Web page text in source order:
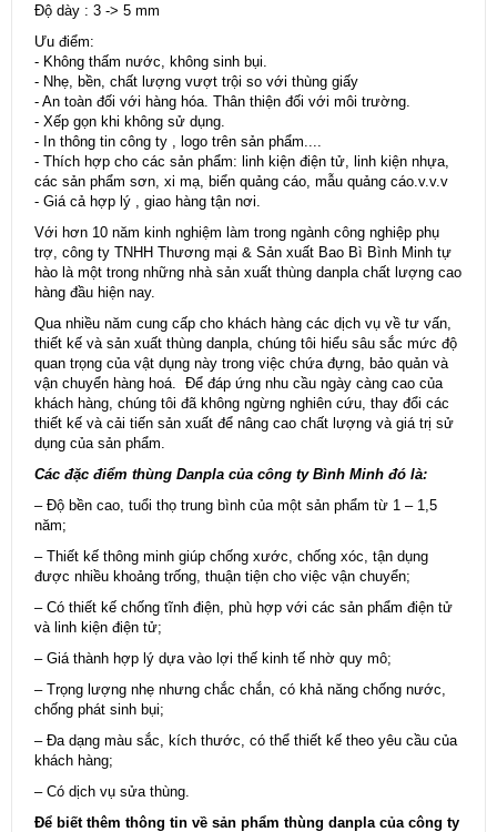
Độ dày : 3 -> 5 mm
Ưu điểm:
- Không thấm nước, không sinh bụi.
- Nhẹ, bền, chất lượng vượt trội so với thùng giấy
- An toàn đối với hàng hóa. Thân thiện đối với môi trường.
- Xếp gọn khi không sử dụng.
- In thông tin công ty , logo trên sản phẩm....
- Thích hợp cho các sản phẩm: linh kiện điện tử, linh kiện nhựa,
các sản phẩm sơn, xi mạ, biển quảng cáo, mẫu quảng cáo.v.v.v
- Giá cả hợp lý , giao hàng tận nơi.
Với hơn 10 năm kinh nghiệm làm trong ngành công nghiệp phụ
trợ, công ty TNHH Thương mại & Sản xuất Bao Bì Bình Minh tự
hào là một trong những nhà sản xuất thùng danpla chất lượng cao
hàng đầu hiện nay.
Qua nhiều năm cung cấp cho khách hàng các dịch vụ về tư vấn,
thiết kế và sản xuất thùng danpla, chúng tôi hiểu sâu sắc mức độ
quan trọng của vật dụng này trong việc chứa đựng, bảo quản và
vận chuyển hàng hoá. Để đáp ứng nhu cầu ngày càng cao của
khách hàng, chúng tôi đã không ngừng nghiên cứu, thay đổi các
thiết kế và cải tiến sản xuất để nâng cao chất lượng và giá trị sử
dụng của sản phẩm.
Các đặc điểm thùng Danpla của công ty Bình Minh đó là:
– Độ bền cao, tuổi thọ trung bình của một sản phẩm từ 1 – 1,5
năm;
– Thiết kế thông minh giúp chống xước, chống xóc, tận dụng
được nhiều khoảng trống, thuận tiện cho việc vận chuyển;
– Có thiết kế chống tĩnh điện, phù hợp với các sản phẩm điện tử
và linh kiện điện tử;
– Giá thành hợp lý dựa vào lợi thế kinh tế nhờ quy mô;
– Trọng lượng nhẹ nhưng chắc chắn, có khả năng chống nước,
chống phát sinh bụi;
– Đa dạng màu sắc, kích thước, có thể thiết kế theo yêu cầu của
khách hàng;
– Có dịch vụ sửa thùng.
Để biết thêm thông tin về sản phẩm thùng danpla của công ty